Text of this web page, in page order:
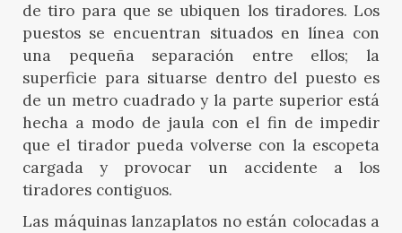
de tiro para que se ubiquen los tiradores. Los
puestos se encuentran situados en línea con
una pequeña separación entre ellos; la
superficie para situarse dentro del puesto es
de un metro cuadrado y la parte superior está
hecha a modo de jaula con el fin de impedir
que el tirador pueda volverse con la escopeta
cargada y provocar un accidente a los
tiradores contiguos.
Las máquinas lanzaplatos no están colocadas a